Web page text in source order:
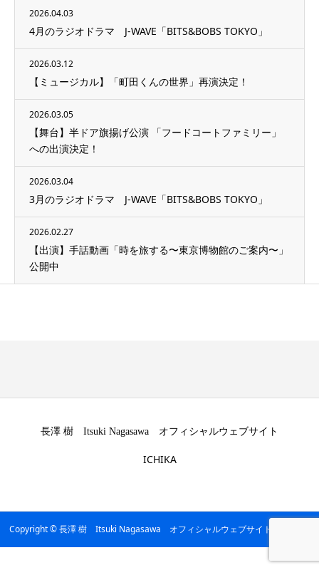
2026.04.03
4月のラジオドラマ J-WAVE「BITS&BOBS TOKYO」
2026.03.12
【ミュージカル】「町田くんの世界」再演決定！
2026.03.05
【舞台】半ドア旗揚げ公演 「フードコートファミリー」
への出演決定！
2026.03.04
3月のラジオドラマ J-WAVE「BITS&BOBS TOKYO」
2026.02.27
【出演】手話動画「時を旅する〜東京博物館のご案内〜」
公開中
長澤 樹 Itsuki Nagasawa オフィシャルウェブサイト
ICHIKA
Copyright © 長澤 樹 Itsuki Nagasawa オフィシャルウェブサイト All Rights